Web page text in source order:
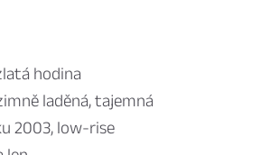
hodina
laděná, tajemná
2003, low-rise